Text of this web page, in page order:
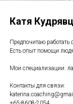
Катя
Предпочитаю
Есть опыт помощи
Мои специализации:
Контакты для связи: